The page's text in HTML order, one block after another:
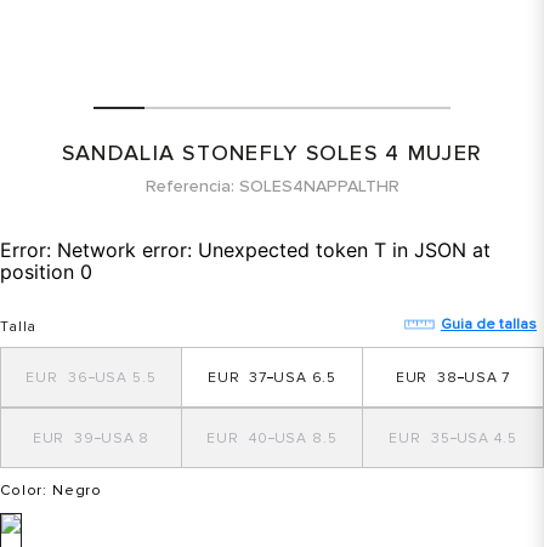
SANDALIA STONEFLY SOLES 4 MUJER
Referencia SOLES4NAPPALTHR
Error: Network error: Unexpected token T in JSON at
position 0
Talla Guia de tallas
5.5
36 6.5
37 7
38
8
39 8.5
40 4.5
35
Color: Negro